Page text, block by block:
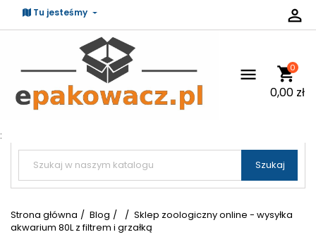
Tu jesteśmy 
 shopping_cart
0
0,00 zł
:

 Szukaj
Strona główna Blog
Sklep zoologiczny online - wysyłka
akwarium 80L z filtrem i grzałką